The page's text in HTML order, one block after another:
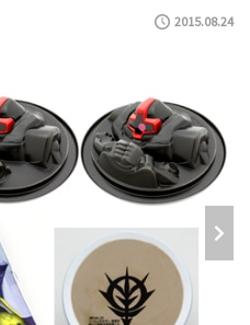
2015.08.24